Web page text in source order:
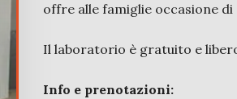
offre alle famiglie occasione
Il laboratorio è gratuito e
Info e prenotazioni: